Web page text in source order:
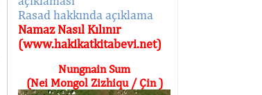
Rasad hakkında açıklama
Namaz Nasıl Kılınır
(www.hakikatkitabevi.net)
Nungnain Sum
(Nei Mongol Zizhiqu / Çin )